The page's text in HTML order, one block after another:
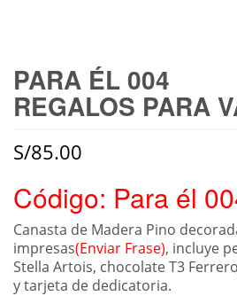
PARA ÉL 004
REGALOS PARA
S/85.00
Código: Para él
Canasta de Madera Pino
impresas(Enviar Frase), incluye
Stella Artois, chocolate T3
y tarjeta de dedicatoria.